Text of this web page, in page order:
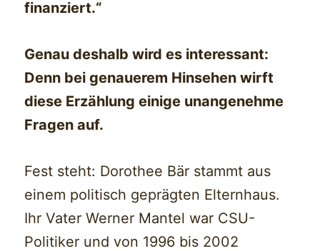
finanziert.“
Genau deshalb wird es interessant:
Denn bei genauerem Hinsehen wirft
diese Erzählung einige unangenehme
Fragen auf.
Fest steht: Dorothee Bär stammt aus
einem politisch geprägten Elternhaus.
Ihr Vater Werner Mantel war CSU-
Politiker und von 1996 bis 2002